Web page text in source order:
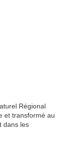
Régional
et transformé au
dans les